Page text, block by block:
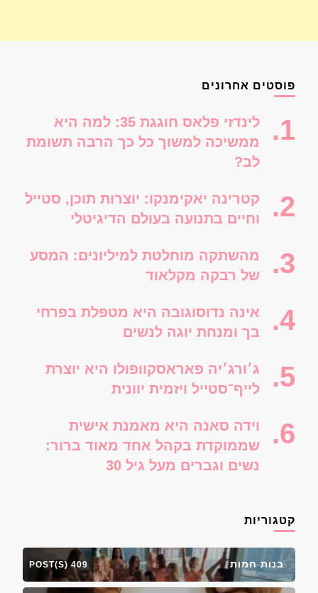
פוסטים אחרונים
לינדזי פלאס חוגגת 35: למה היא
ממשיכה למשוך כל כך הרבה תשומת
לב?
קטרינה יאקימנקו: יוצרות תוכן, סטייל
וחיים בתנועה בעולם הדיגיטלי
מהשתקה מוחלטת למיליונים: המסע
של רבקה מקלאוד
אינה נדוסוגובה היא מטפלת בפרחי
בך ומנחת יוגה לנשים
ג׳ורג׳יה פאראסקוופולו היא יוצרת
לייף־סטייל ויזמית יוונית
וידה סאנה היא מאמנת אישית
שממוקדת בקהל אחד מאוד ברור:
נשים וגברים מעל גיל 30
קטגוריות
בנות חמות 409 POST(S)